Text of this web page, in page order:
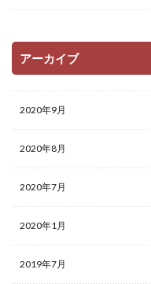
アーカイブ
2020年9月
2020年8月
2020年7月
2020年1月
2019年7月